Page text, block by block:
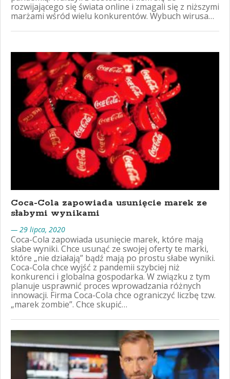
rozwijającego się świata online i zmagali się z niższymi
marżami wśród wielu konkurentów. Wybuch wirusa…
Coca-Cola zapowiada usunięcie marek ze
słabymi wynikami
— 29 lipca, 2020
Coca-Cola zapowiada usunięcie marek, które mają
słabe wyniki. Chce usunąć ze swojej oferty te marki,
które „nie działają” bądź mają po prostu słabe wyniki.
Coca-Cola chce wyjść z pandemii szybciej niż
konkurenci i globalna gospodarka. W związku z tym
planuje usprawnić proces wprowadzania różnych
innowacji. Firma Coca-Cola chce ograniczyć liczbę tzw.
„marek zombie”. Chce skupić…